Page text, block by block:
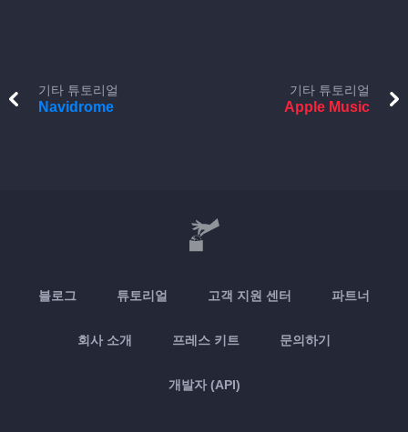
기타 튜토리얼
Navidrome
기타 튜토리얼
Apple Music
블로그 튜토리얼 고객 지원 센터 파트너
회사 소개 프레스 키트 문의하기
개발자 (API)